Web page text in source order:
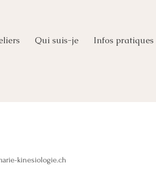
Qui suis-je Infos pratiques
kinesiologie.ch